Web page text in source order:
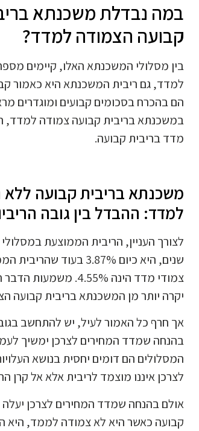
במה נבדלת משכנתא
קבועה הצמודה למדד?
בין מסלולי המשכנתא האלו, קיימים
למדד, גם ריבית המשכנתא היא כאמור
הם בהכרח בסכומים קבועים ומוגדרים
במשכנתא בריבית קבועה צמודה למדד,
מדד בריבית קבועה.
משכנתא בריבית קבועה
למדד: ההבדל בין גובה
שנים, היא כיום
צמודי מדד הינה
יקרה יותר מן המשכנתא בריבית קבועה
אך חרף כל האמור לעיל, יש להתחשב
המסלולים הם דומים יחסית בנושא
לצרכן איננו מוצמד לריבית אלא אל קרן
קבועה כאשר היא לא צמודה לממד, היא